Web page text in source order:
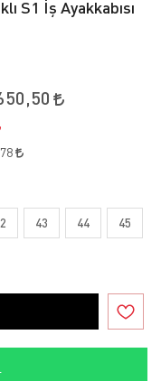
S1 İş Ayakkabısı
43 44 45